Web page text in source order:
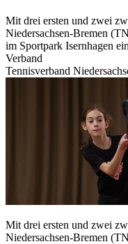
Mit drei ersten und zwei
Niedersachsen-Bremen
im Sportpark Isernhagen
Verband
Tennisverband
Mit drei ersten und zwei
Niedersachsen-Bremen